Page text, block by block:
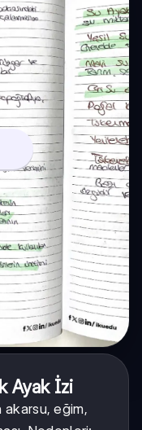
Ayak İzi
akarsu, eğim,